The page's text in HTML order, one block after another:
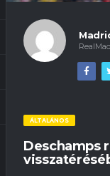
ÁLTALÁNOS
Deschamps